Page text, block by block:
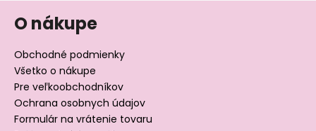
O nákupe
Obchodné podmienky
Všetko o nákupe
Pre veľkoobchodníkov
Ochrana osobnych údajov
Formulár na vrátenie tovaru